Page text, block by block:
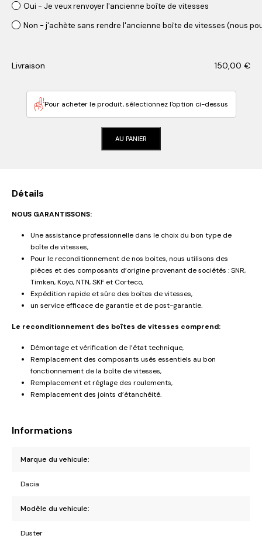
Oui - Je veux renvoyer l'ancienne boîte de vitesses
Non - j'achète sans rendre l'ancienne boîte de vitesses (nous
Livraison 150,00 €
Pour acheter le produit, sélectionnez l'option ci-dessus
AU PANIER
Détails
NOUS GARANTISSONS:
Une assistance professionnelle dans le choix du bon type de
boîte de vitesses,
Pour le reconditionnement de nos boites, nous utilisons des
pièces et des composants d’origine provenant de sociétés : SNR,
Timken, Koyo, NTN, SKF et Corteco,
Expédition rapide et sûre des boîtes de vitesses,
un service efficace de garantie et de post-garantie.
Le reconditionnement des boîtes de vitesses comprend:
Démontage et vérification de l’état technique,
Remplacement des composants usés essentiels au bon
fonctionnement de la boîte de vitesses,
Remplacement et réglage des roulements,
Remplacement des joints d’étanchéité.
Informations
Marque du vehicule:
Dacia
Modèle du vehicule:
Duster